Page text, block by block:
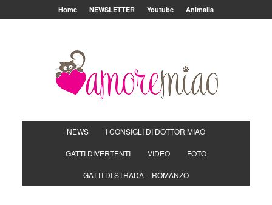
Home NEWSLETTER Youtube Animalia
NEWS I CONSIGLI DI DOTTOR MIAO
GATTI DIVERTENTI VIDEO FOTO
GATTI DI STRADA – ROMANZO